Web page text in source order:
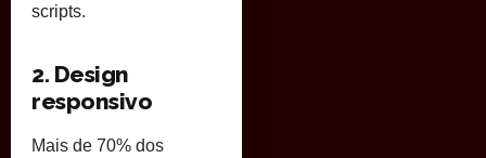
scripts.
2. Design
responsivo
Mais de 70% dos